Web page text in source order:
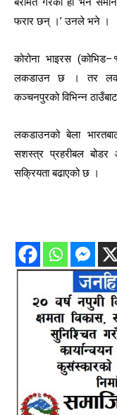
फरार छन् ।’ उनले भने ।
कोरोना भाइरस
लकडाउन छ । तर
कञ्चनपुरको विभिन्न
लकडाउनको बेला
सशस्त्र प्रहरीबल बोडर
सक्रियता बढाएको छ ।